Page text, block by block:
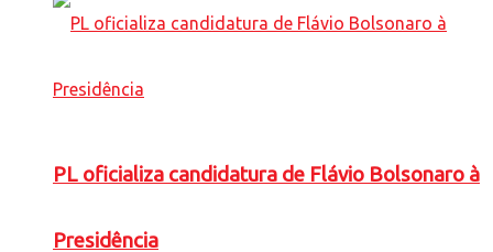
PL oficializa candidatura de Flávio Bolsonaro à
Presidência